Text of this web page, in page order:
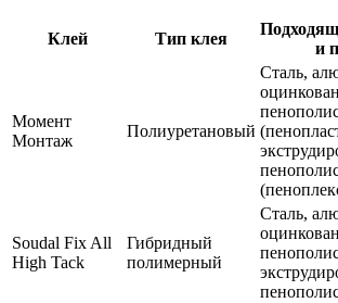
Клей Тип клея
и
Момент
Монтаж
Полиуретановый
Сталь,
Soudal Fix All
High Tack
Гибридный
полимерный
Сталь,